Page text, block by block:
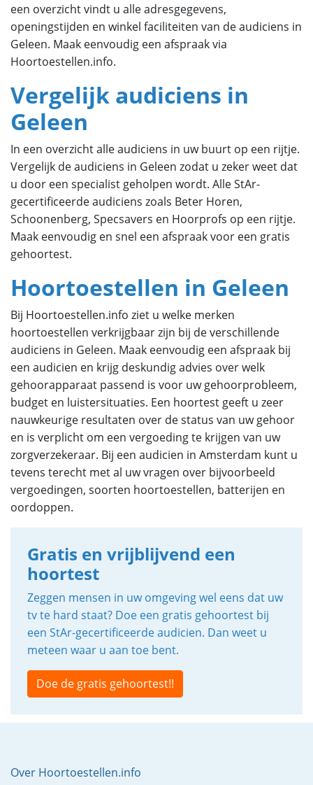
een overzicht vindt u alle adresgegevens,
openingstijden en winkel faciliteiten van de audiciens in
Geleen. Maak eenvoudig een afspraak via
Hoortoestellen.info.
Vergelijk audiciens in
Geleen
In een overzicht alle audiciens in uw buurt op een rijtje.
Vergelijk de audiciens in Geleen zodat u zeker weet dat
u door een specialist geholpen wordt. Alle StAr-
gecertificeerde audiciens zoals Beter Horen,
Schoonenberg, Specsavers en Hoorprofs op een rijtje.
Maak eenvoudig en snel een afspraak voor een gratis
gehoortest.
Hoortoestellen in Geleen
Bij Hoortoestellen.info ziet u welke merken
hoortoestellen verkrijgbaar zijn bij de verschillende
audiciens in Geleen. Maak eenvoudig een afspraak bij
een audicien en krijg deskundig advies over welk
gehoorapparaat passend is voor uw gehoorprobleem,
budget en luistersituaties. Een hoortest geeft u zeer
nauwkeurige resultaten over de status van uw gehoor
en is verplicht om een vergoeding te krijgen van uw
zorgverzekeraar. Bij een audicien in Amsterdam kunt u
tevens terecht met al uw vragen over bijvoorbeeld
vergoedingen, soorten hoortoestellen, batterijen en
oordoppen.
Gratis en vrijblijvend een
hoortest
Zeggen mensen in uw omgeving wel eens dat uw
tv te hard staat? Doe een gratis gehoortest bij
een StAr-gecertificeerde audicien. Dan weet u
meteen waar u aan toe bent.
Doe de gratis gehoortest!!
Over Hoortoestellen.info